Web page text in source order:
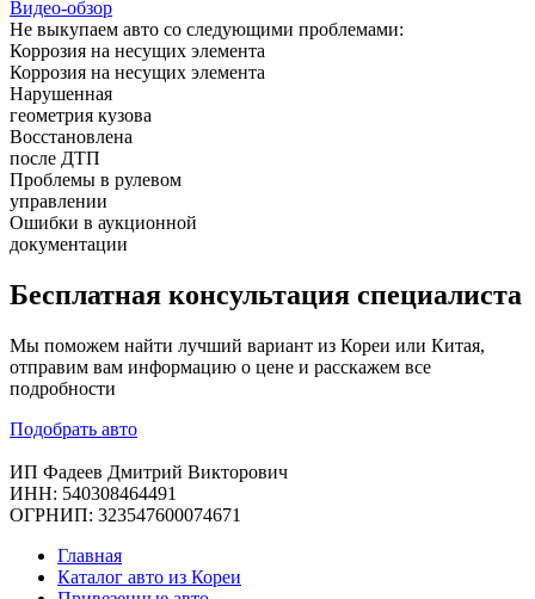
Видео-обзор
Не выкупаем авто со следующими проблемами:
Коррозия на несущих элемента
Коррозия на несущих элемента
Нарушенная
геометрия кузова
Восстановлена
после ДТП
Проблемы в рулевом
управлении
Ошибки в аукционной
документации
Бесплатная консультация специалиста
Мы поможем найти лучший вариант из Кореи или Китая,
отправим вам информацию о цене и расскажем все
подробности
Подобрать авто
ИП Фадеев Дмитрий Викторович
ИНН: 540308464491
ОГРНИП: 323547600074671
Главная
Каталог авто из Кореи